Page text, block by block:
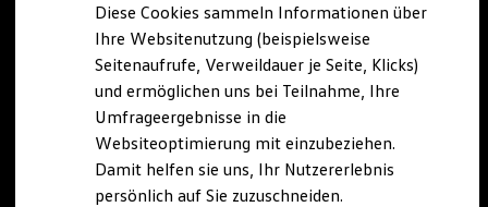
Behörden
Direktkunden
Sonderfahrzeuge
Anpfiff zum Gewinn
Elektromobilität
Elektroautos
ID. Tutorials
Elektrofahrzeugkonzepte
ID. EVERY1
Reichweite
Diese Cookies sammeln Informationen über
Ihre Websitenutzung (beispielsweise
Seitenaufrufe, Verweildauer je Seite, Klicks)
und ermöglichen uns bei Teilnahme, Ihre
Umfrageergebnisse in die
Websiteoptimierung mit einzubeziehen.
Damit helfen sie uns, Ihr Nutzererlebnis
persönlich auf Sie zuzuschneiden.